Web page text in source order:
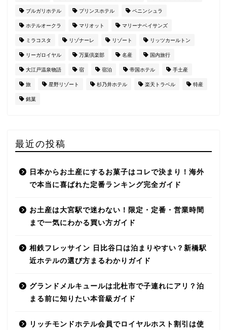
ブルガリホテル プリンスホテル ペニンシュラ
ホテルオークラ マリオット マリーナベイサンズ
ミラコスタ リゾナーレ リゾート リッツカールトン
リーガロイヤル 万葉倶楽部 名産 国内旅行
大江戸温泉物語 宿 宿泊 帝国ホテル 手土産
旅 星野リゾート 杉乃井ホテル 楽天トラベル 特産
銘菓
最近の投稿
日本からお土産にするお菓子はコレで決まり！海外
で本当に喜ばれた定番ランキング完全ガイド
お土産は大宮駅で迷わない！限定・定番・営業時間
まで一気にわかる買い方ガイド
相鉄フレッサイン 日比谷口は泊まりやすい？新橋駅
近ホテルの選び方まるわかりガイド
グランドメルキュールは北杜市で子連れにアリ？泊
まる前に知りたい本音級ガイド
リッチモンドホテル会員でロイヤルホスト割引は使